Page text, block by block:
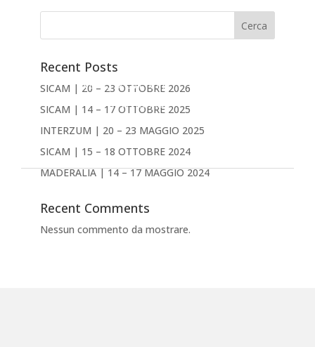
AZIENDA
NEWS & EVENTI
DOWNLOAD
Cerca
Recent Posts
SICAM | 20 – 23 OTTOBRE 2026
SICAM | 14 – 17 OTTOBRE 2025
INTERZUM | 20 – 23 MAGGIO 2025
SICAM | 15 – 18 OTTOBRE 2024
MADERALIA | 14 – 17 MAGGIO 2024
Recent Comments
Nessun commento da mostrare.